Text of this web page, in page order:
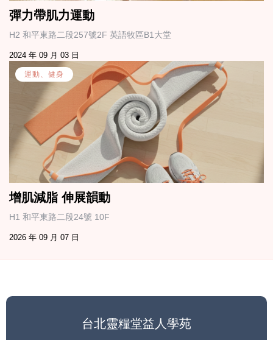
彈力帶肌力運動
H2 和平東路二段257號2F 英語牧區B1大堂
2024 年 09 月 03 日
運動、健身
增肌減脂 伸展韻動
H1 和平東路二段24號 10F
2026 年 09 月 07 日
台北靈糧堂益人學苑